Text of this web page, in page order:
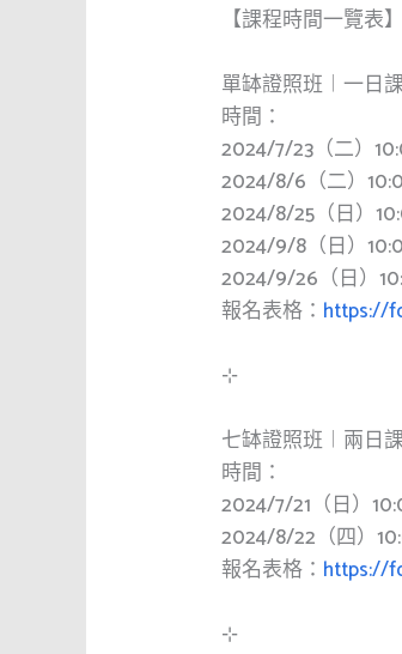
【課程時間一覽表】
單缽證照班︱一日
時間：
2024/7/23（二）
2024/8/6（二）
2024/8/25（日）
2024/9/8（日）
2024/9/26（日）
報名表格： https://
⊹
七缽證照班︱兩日
時間：
2024/7/21（日）
2024/8/22（四）
報名表格： https://
⊹